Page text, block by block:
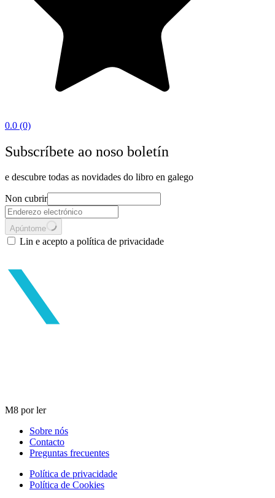
0.0 (0)
Subscríbete ao noso boletín
e descubre todas as novidades do libro en galego
Non cubrir
Apúntome
Lin e acepto a política de privacidade
M8 por ler
Sobre nós
Contacto
Preguntas frecuentes
Política de privacidade
Política de Cookies